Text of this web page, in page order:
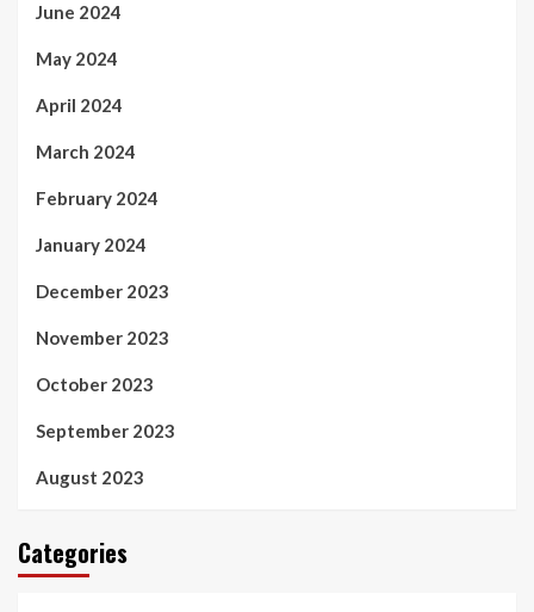
June 2024
May 2024
April 2024
March 2024
February 2024
January 2024
December 2023
November 2023
October 2023
September 2023
August 2023
Categories